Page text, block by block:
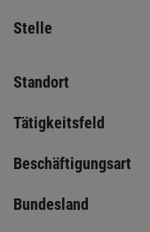
Stelle
Standort
Tätigkeitsfeld
Beschäftigungsart
Bundesland